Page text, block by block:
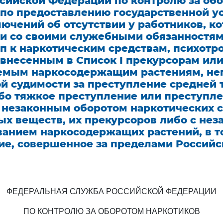
предоставлению государственной
об отсутствии у работников,
со своими служебными
к наркотическим средствам,
в Список I прекурсорам или
наркосодержащим растениям,
судимости за преступление средней
тяжкое преступление или
незаконным оборотом наркотических
веществ, их прекурсоров либо с
наркосодержащих растений, в
совершенное за пределами
ФЕДЕРАЛЬНАЯ СЛУЖБА РОССИЙСКОЙ ФЕДЕРАЦИИ
ПО КОНТРОЛЮ ЗА ОБОРОТОМ НАРКОТИКОВ